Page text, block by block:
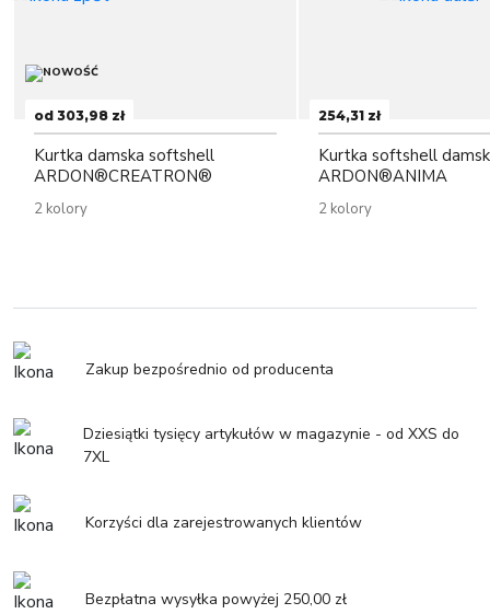
od 303,98 zł
Kurtka damska softshell
ARDON®CREATRON®
2 kolory
254,31 zł
Kurtka softshell
ARDON®ANIMA
2 kolory
Zakup bezpośrednio od producenta
Dziesiątki tysięcy artykułów w magazynie - od XXS do
7XL
Korzyści dla zarejestrowanych klientów
Bezpłatna wysyłka powyżej 250,00 zł